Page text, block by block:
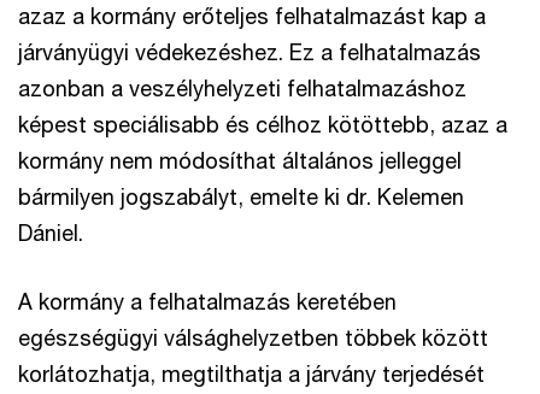
azaz a kormány erőteljes felhatalmazást kap a
járványügyi védekezéshez. Ez a felhatalmazás
azonban a veszélyhelyzeti felhatalmazáshoz
képest speciálisabb és célhoz kötöttebb, azaz a
kormány nem módosíthat általános jelleggel
bármilyen jogszabályt, emelte ki dr. Kelemen
Dániel.
A kormány a felhatalmazás keretében
egészségügyi válsághelyzetben többek között
korlátozhatja, megtilthatja a járvány terjedését